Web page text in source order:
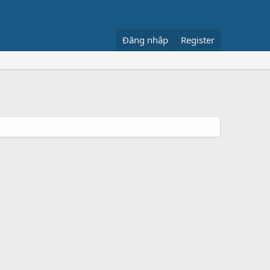
Đăng nhập Register